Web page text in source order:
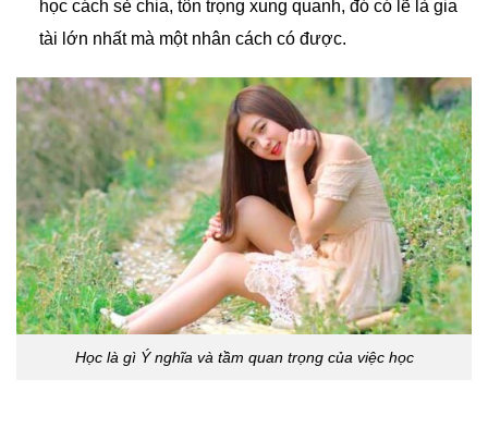
học cách sẻ chia, tôn trọng xung quanh, đó có lẽ là gia
tài lớn nhất mà một nhân cách có được.
Học là gì Ý nghĩa và tầm quan trọng của việc học